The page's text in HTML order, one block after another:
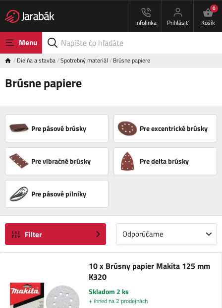
Infolinka Prihlásiť
0
Košík
Menu
Dielňa a stavba Spotrebný materiál Brúsne papiere
Brúsne papiere
Pre pásové brúsky Pre excentrické brúsky
Pre vibračné brúsky Pre delta brúsky
Pre pásové pilníky
Filter Odporúčame
10 x Brúsny papier Makita 125 mm
K320
Skladom 2 ks
+ ihned na 2 prodejnách